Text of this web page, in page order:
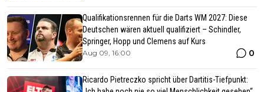
Qualifikationsrennen für die Darts WM 2027: Diese
Deutschen wären aktuell qualifiziert – Schindler,
Springer, Hopp und Clemens auf Kurs
Aug 09, 16:00 0
Ricardo Pietreczko spricht über Dartitis-Tiefpunkt: